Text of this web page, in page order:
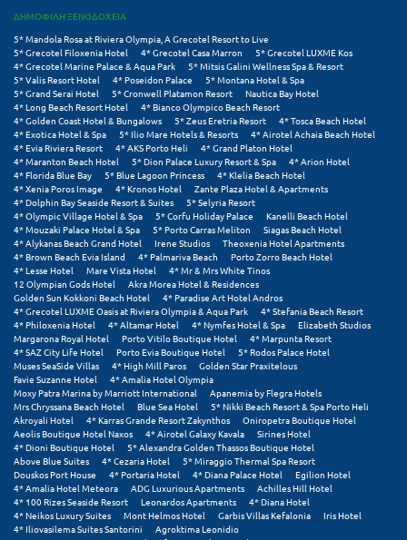
Σύβοτα
Σύμη
Σύρος
Σχοινούσα
Τ
Τζουμέρκα
Τήνος
Τολό
Τριζόνια Φωκίδος
Τρίκαλα
Τρίκαλα Κορινθίας
Τρίπολη
Τυρός
Υ
Ύδρα
ΔΗΜΟΦΙΛΗ ΞΕΝΟΔΟΧΕΙΑ
5* Mandola Rosa at Riviera Olympia, A Grecotel Resort to Live
5* Grecotel Filoxenia Hotel
4* Grecotel Casa Marron
5* Grecotel LUXME Kos
4* Grecotel Marine Palace & Aqua Park
5* Mitsis Galini Wellness Spa & Resort
5* Valis Resort Hotel
4* Poseidon Palace
5* Montana Hotel & Spa
5* Grand Serai Hotel
5* Cronwell Platamon Resort
Nautica Bay Hotel
4* Long Beach Resort Hotel
4* Bianco Olympico Beach Resort
4* Golden Coast Hotel & Bungalows
5* Zeus Eretria Resort
4* Tosca Beach Hotel
4* Exotica Hotel & Spa
5* Ilio Mare Hotels & Resorts
4* Airotel Achaia Beach Hotel
4* Evia Riviera Resort
4* AKS Porto Heli
4* Grand Platon Hotel
4* Maranton Beach Hotel
5* Dion Palace Luxury Resort & Spa
4* Arion Hotel
4* Florida Blue Bay
5* Blue Lagoon Princess
4* Klelia Beach Hotel
4* Xenia Poros Image
4* Kronos Hotel
Zante Plaza Hotel & Apartments
4* Dolphin Bay Seaside Resort & Suites
5* Selyria Resort
4* Olympic Village Hotel & Spa
5* Corfu Holiday Palace
Kanelli Beach Hotel
4* Mouzaki Palace Hotel & Spa
5* Porto Carras Meliton
Siagas Beach Hotel
4* Alykanas Beach Grand Hotel
Irene Studios
Theoxenia Hotel Apartments
4* Brown Beach Evia Island
4* Palmariva Beach
Porto Zorro Beach Hotel
4* Lesse Hotel
Mare Vista Hotel
4* Mr & Mrs White Tinos
12 Olympian Gods Hotel
Akra Morea Hotel & Residences
Golden Sun Kokkoni Beach Hotel
4* Paradise Art Hotel Andros
4* Grecotel LUXME Oasis at Riviera Olympia & Aqua Park
4* Stefania Beach Resort
4* Philoxenia Hotel
4* Altamar Hotel 4* Nymfes Hotel & Spa
Elizabeth Studios
Margarona Royal Hotel
Porto Vitilo Boutique Hotel
4* Marpunta Resort
4* SAZ City Life Hotel
Porto Evia Boutique Hotel
5* Rodos Palace Hotel
Muses SeaSide Villas
4* High Mill Paros
Golden Star Praxitelous
Favie Suzanne Hotel
4* Amalia Hotel Olympia
Moxy Patra Marina by Marriott International
Apanemia by Flegra Hotels
Mrs Chryssana Beach Hotel
Blue Sea Hotel
5* Nikki Beach Resort & Spa Porto Heli
Akroyali Hotel
4* Karras Grande Resort Zakynthos
Oniropetra Boutique Hotel
Aeolis Boutique Hotel Naxos
4* Airotel Galaxy Kavala
Sirines Hotel
4* Dioni Boutique Hotel
5* Alexandra Golden Thassos Boutique Hotel
Above Blue Suites
4* Cezaria Hotel
5* Miraggio Thermal Spa Resort
Douskos Port House
4* Portaria Hotel 4* Diana Palace Hotel
Egilion Hotel
4* Amalia Hotel Meteora
ADG Luxurious Apartments
Achilles Hill Hotel
4* 100 Rizes Seaside Resort
Leonardos Apartments
4* Diana Hotel
4* Neikos Luxury Suites
Mont Helmos Hotel Garbis Villas Kefalonia
Iris Hotel
4* Iliovasilema Suites Santorini
Agroktima Leonidio